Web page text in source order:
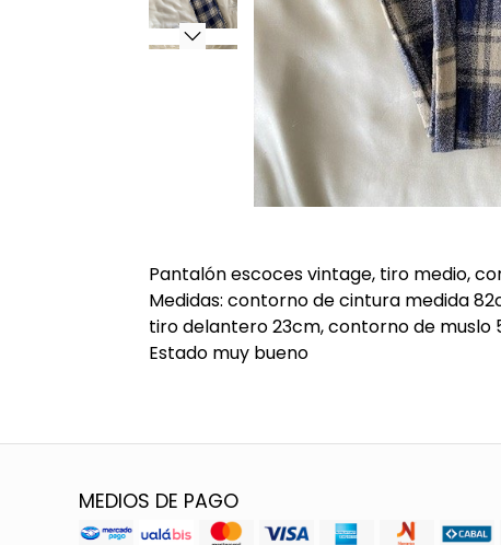
Pantalón escoces vintage, tiro medio,
Medidas: contorno de cintura medida
tiro delantero 23cm, contorno de muslo
Estado muy bueno
MEDIOS DE PAGO